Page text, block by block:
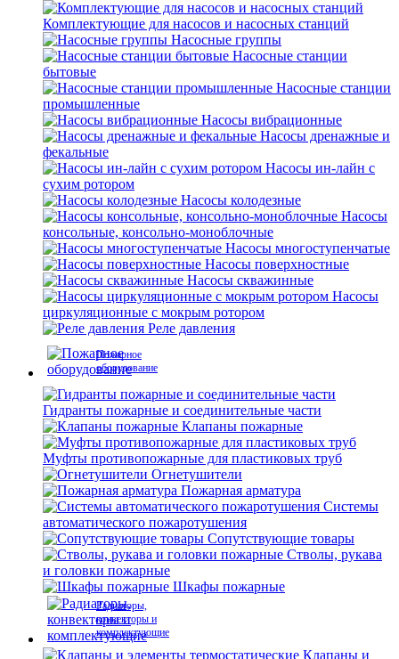
Комплектующие для насосов и насосных станций
Насосные группы
Насосные станции
бытовые
Насосные станции
промышленные
Насосы вибрационные
Насосы дренажные и
фекальные
Насосы ин-лайн с
сухим ротором
Насосы колодезные
Насосы
консольные, консольно-моноблочные
Насосы многоступенчатые
Насосы поверхностные
Насосы скважинные
Насосы
циркуляционные с мокрым ротором
Реле давления
Пожарное
оборудование
Гидранты пожарные и соединительные части
Клапаны пожарные
Муфты противопожарные для пластиковых труб
Огнетушители
Пожарная арматура
Системы
автоматического пожаротушения
Сопутствующие товары
Стволы, рукава
и головки пожарные
Шкафы пожарные
Радиаторы,
конвекторы и
комплектующие
Клапаны и